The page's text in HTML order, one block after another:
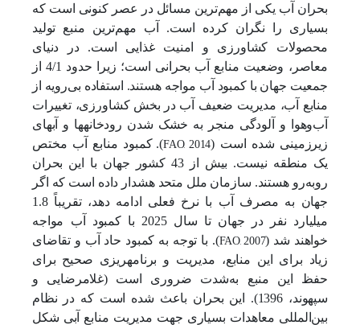
بحران آب یکی از مهم‌ترین مسائل در عصر کنونی است که
بسیاری را نگران کرده است.
آب مهم‌ترین منبع تولید
محصولات کشاورزی و امنیت غذایی است. در دنیای
معاصر، وضعیت منابع آب بحرانی است؛ زیرا حدود 4/1 از
جمعیت جهان با کمبود آب مواجه هستند. استفاده بی‌رویه از
منابع آب، مدیریت ضعیف آب در بخش کشاورزی، تغییرات
آب‌و‌هوا و آلودگی منجر به خشک شدن رودخانه­ها و آب­های
زیرزمینی شده است (
FAO, 2014
)
. کمبود منابع آب مختص
یک منطقه نیست. بیش از 43 کشور جهان با این بحران
روبه‌رو هستند. سازمان ملل متحد هشدار داده است که اگر
جهان به مصرف آب با نرخ فعلی ادامه دهد، تقریباً 1.8
میلیارد نفر در جهان تا سال 2025 با کمبود آب مواجه
خواهند شد (FAO, 2007). با توجه به کمبود حاد آب و تقاضای
زیاد برای این منابع، مدیریت و برنامه­ریزی صحیح برای
حفظ این منبع به‌شدت ضروری است (غلامرضایی و
سپهوند، 1396). این بحران باعث شده است که در نظام
بین‌المللی معاهدات بسیاری جهت مدیریت منابع آبی شکل